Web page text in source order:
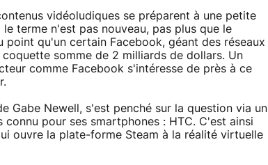
vidéoludiques se préparent à une petite
terme n'est pas nouveau, pas plus que le
qu'un certain Facebook, géant des réseaux
somme de 2 milliards de dollars. Un
comme Facebook s'intéresse de près à ce
Gabe Newell, s'est penché sur la question via un
pour ses smartphones : HTC. C'est ainsi
ouvre la plate-forme Steam à la réalité virtuelle